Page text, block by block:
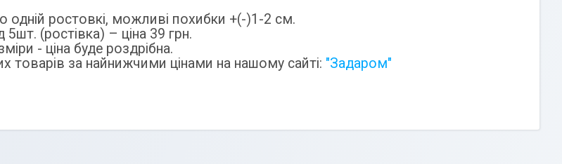
одній ростовкі, можливі похибки +(-)1-2 см.
5шт. (ростівка) – ціна 39 грн.
- ціна буде роздрібна.
товарів за найнижчими цінами на нашому сайті: "Задаром"